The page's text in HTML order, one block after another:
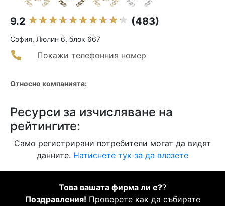
9.2 (483)
София, Люлин 6, блок 667
Покажи телефонния номер
Относно компанията:
Ресурси за изчисляване на
рейтингите:
Само регистрирани потребители могат да видят
данните. Натиснете тук за да влезете
Това вашата фирма ли е??
Поздравления! Проверете как да събирате